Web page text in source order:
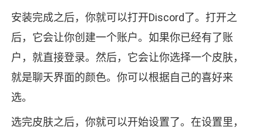
安装完成之后，你就可以打开Discord了。打开之
后，它会让你创建一个账户。如果你已经有了账
户，就直接登录。然后，它会让你选择一个皮肤，
就是聊天界面的颜色。你可以根据自己的喜好来
选。
选完皮肤之后，你就可以开始设置了。在设置里，